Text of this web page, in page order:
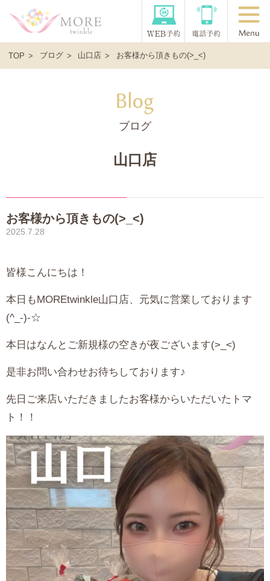
TOP ブログ 山口店 お客様から頂きもの(>_<)
ブログ
山口店
お客様から頂きもの(>_<)
2025.7.28
皆様こんにちは！
本日もMOREtwinkle山口店、元気に営業しております
(^_-)-☆
本日はなんとご新規様の空きが夜ございます(>_<)
是非お問い合わせお待ちしております♪
先日ご来店いただきましたお客様からいただいたトマ
ト！！